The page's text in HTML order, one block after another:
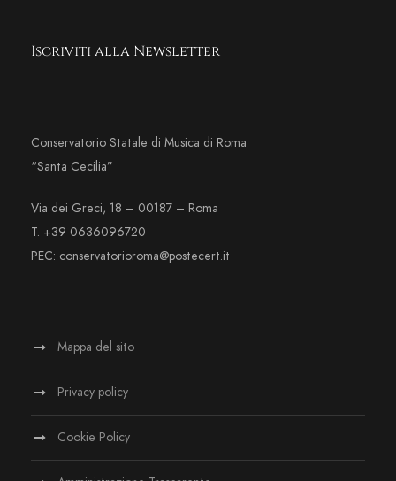
Iscriviti alla Newsletter
Conservatorio Statale di Musica di Roma
“Santa Cecilia”
Via dei Greci, 18 – 00187 – Roma
T. +39 0636096720
PEC: conservatorioroma@postecert.it
Mappa del sito
Privacy policy
Cookie Policy